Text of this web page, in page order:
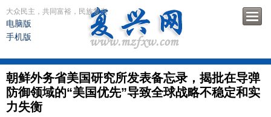
大众民主，共同富裕，民族复兴
电脑版
手机版
朝鲜外务省美国研究所发表备忘录，揭批在导弹
防御领域的“美国优先”导致全球战略不稳定和实
力失衡